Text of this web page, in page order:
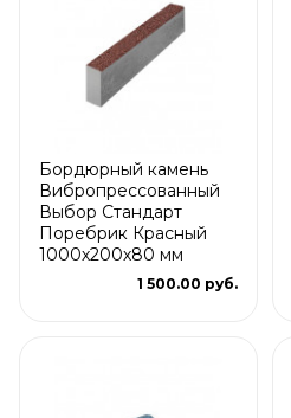
Бордюрный камень
Вибропрессованный
Выбор Стандарт
Поребрик Красный
1000х200х80 мм
1 500.00 руб.